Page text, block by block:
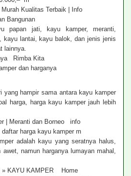
Kualitas Terbaik | Info
Bangunan
papan jati, kayu kamper, meranti,
kayu lantai, kayu balok, dan jenis jenis
lainnya.
Rimba Kita
dan harganya
yang hampir sama antara kayu kamper
harga, harga kayu kamper jauh lebih
| Meranti dan Borneo info
harga kayu kamper m
adalah kayu yang seratnya halus,
namun harganya lumayan mahal,
» KAYU KAMPER Home